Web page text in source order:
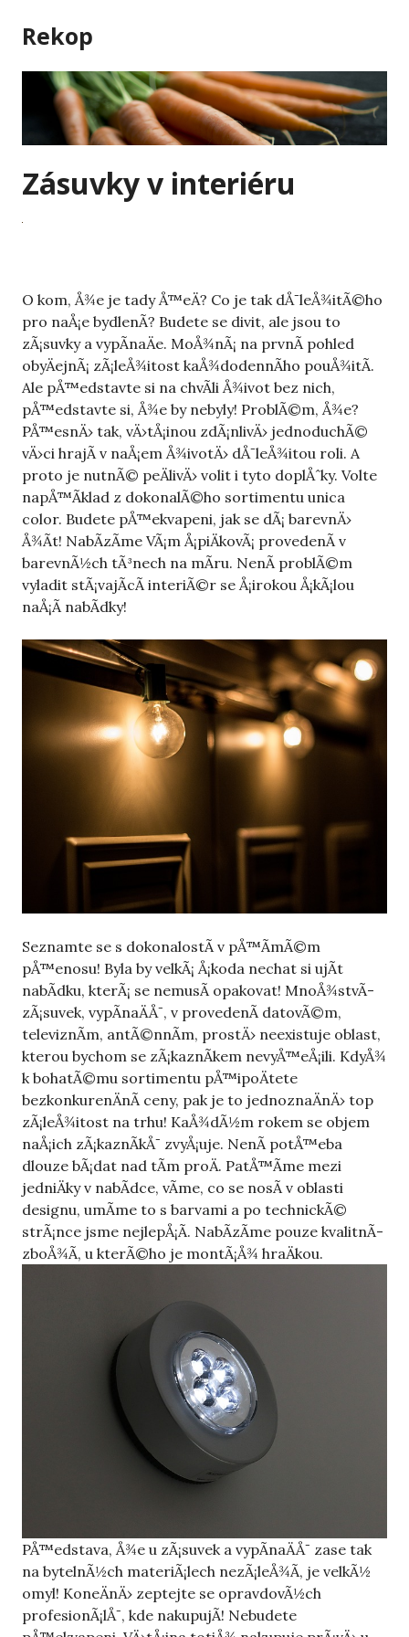
to
Rekop
Zásuvky v interiéru
O kom, Å¾e je tady Å™eÄ? Co je tak dÅ¯leÅ¾itÃ©ho
pro naÅ¡e bydlenÃ­? Budete se divit, ale jsou to
zÃ¡suvky a vypÃ­naÄe. MoÅ¾nÃ¡ na prvnÃ­ pohled
obyÄejnÃ¡ zÃ¡leÅ¾itost kaÅ¾dodennÃ­ho pouÅ¾itÃ­.
Ale pÅ™edstavte si na chvÃ­li Å¾ivot bez nich,
pÅ™edstavte si, Å¾e by nebyly! ProblÃ©m, Å¾e?
PÅ™esnÄ› tak, vÄ›tÅ¡inou zdÃ¡nlivÄ› jednoduchÃ©
vÄ›ci hrajÃ­ v naÅ¡em Å¾ivotÄ› dÅ¯leÅ¾itou roli. A
proto je nutnÃ© peÄlivÄ› volit i tyto doplÅˆky. Volte
napÅ™Ã­klad z dokonalÃ©ho sortimentu unica
color. Budete pÅ™ekvapeni, jak se dÃ¡ barevnÄ›
Å¾Ã­t! NabÃ­zÃ­me VÃ¡m Å¡piÄkovÃ¡ provedenÃ­ v
barevnÃ½ch tÃ³nech na mÃ­ru. NenÃ­ problÃ©m
vyladit stÃ¡vajÃ­cÃ­ interiÃ©r se Å¡irokou Å¡kÃ¡lou
naÅ¡Ã­ nabÃ­dky!
Seznamte se s dokonalostÃ­ v pÅ™Ã­mÃ©m
pÅ™enosu! Byla by velkÃ¡ Å¡koda nechat si ujÃ­t
nabÃ­dku, kterÃ¡ se nemusÃ­ opakovat! MnoÅ¾stvÃ­
zÃ¡suvek, vypÃ­naÄÅ¯, v provedenÃ­ datovÃ©m,
televiznÃ­m, antÃ©nnÃ­m, prostÄ› neexistuje oblast,
kterou bychom se zÃ¡kaznÃ­kem nevyÅ™eÅ¡ili. KdyÅ¾
k bohatÃ©mu sortimentu pÅ™ipoÄtete
bezkonkurenÄnÃ­ ceny, pak je to jednoznaÄnÄ› top
zÃ¡leÅ¾itost na trhu! KaÅ¾dÃ½m rokem se objem
naÅ¡ich zÃ¡kaznÃ­kÅ¯ zvyÅ¡uje. NenÃ­ potÅ™eba
dlouze bÃ¡dat nad tÃ­m proÄ. PatÅ™Ã­me mezi
jedniÄky v nabÃ­dce, vÃ­me, co se nosÃ­ v oblasti
designu, umÃ­me to s barvami a po technickÃ©
strÃ¡nce jsme nejlepÅ¡Ã­. NabÃ­zÃ­me pouze kvalitnÃ­
zboÅ¾Ã­, u kterÃ©ho je montÃ¡Å¾ hraÄkou.
PÅ™edstava, Å¾e u zÃ¡suvek a vypÃ­naÄÅ¯ zase tak
na bytelnÃ½ch materiÃ¡lech nezÃ¡leÅ¾Ã­, je velkÃ½
omyl! KoneÄnÄ› zeptejte se opravdovÃ½ch
profesionÃ¡lÅ¯, kde nakupujÃ­! Nebudete